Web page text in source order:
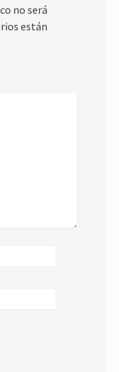
no será
están